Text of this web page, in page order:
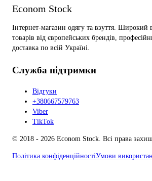
Econom Stock
Інтернет-магазин одягу та взуття. Широкий
товарів від європейських брендів,
доставка по всій Україні.
Служба підтримки
Відгуки
+380667579763
Viber
TikTok
© 2018 - 2026 Econom Stock. Всі права
Політика конфіденційностіУмови